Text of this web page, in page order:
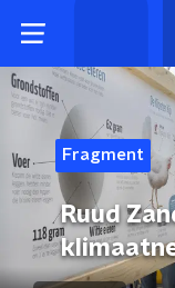
Fragment
Ruud